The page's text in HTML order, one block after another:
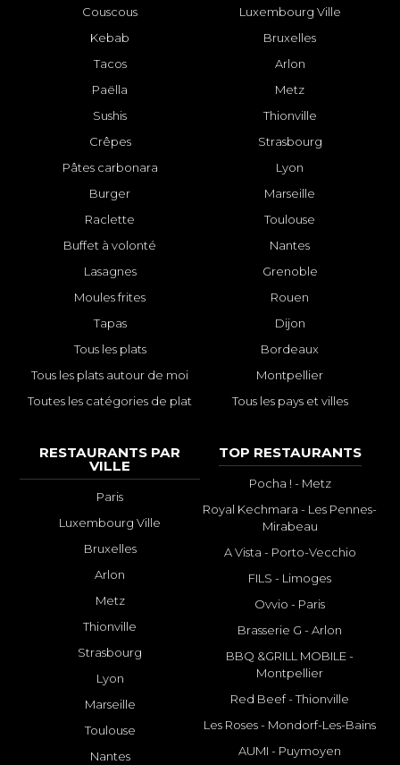
Couscous
Kebab
Tacos
Paëlla
Sushis
Crêpes
Pâtes carbonara
Burger
Raclette
Buffet à volonté
Lasagnes
Moules frites
Tapas
Tous les plats
Tous les plats autour de moi
Toutes les catégories de plat
Luxembourg Ville
Bruxelles
Arlon
Metz
Thionville
Strasbourg
Lyon
Marseille
Toulouse
Nantes
Grenoble
Rouen
Dijon
Bordeaux
Montpellier
Tous les pays et villes
RESTAURANTS PAR
VILLE
Paris
Luxembourg Ville
Bruxelles
Arlon
Metz
Thionville
Strasbourg
Lyon
Marseille
Toulouse
Nantes
TOP RESTAURANTS
Pocha ! - Metz
Royal Kechmara - Les Pennes-
Mirabeau
A Vista - Porto-Vecchio
FILS - Limoges
Ovvio - Paris
Brasserie G - Arlon
BBQ &GRILL MOBILE -
Montpellier
Red Beef - Thionville
Les Roses - Mondorf-Les-Bains
AUMI - Puymoyen